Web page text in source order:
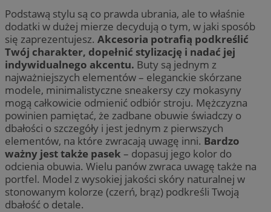
Podstawą stylu są co prawda ubrania, ale to właśnie
dodatki w dużej mierze decydują o tym, w jaki sposób
się zaprezentujesz. Akcesoria potrafią podkreślić
Twój charakter, dopełnić stylizację i nadać jej
indywidualnego akcentu. Buty są jednym z
najważniejszych elementów – eleganckie skórzane
modele, minimalistyczne sneakersy czy mokasyny
mogą całkowicie odmienić odbiór stroju. Mężczyzna
powinien pamiętać, że zadbane obuwie świadczy o
dbałości o szczegóły i jest jednym z pierwszych
elementów, na które zwracają uwagę inni. Bardzo
ważny jest także pasek – dopasuj jego kolor do
odcienia obuwia. Wielu panów zwraca uwagę także na
portfel. Model z wysokiej jakości skóry naturalnej w
stonowanym kolorze (czerń, brąz) podkreśli Twoją
dbałość o detale.